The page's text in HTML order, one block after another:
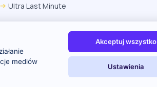
Ultra Last Minute
mediów
Akceptuj wszystko
Ustawienia